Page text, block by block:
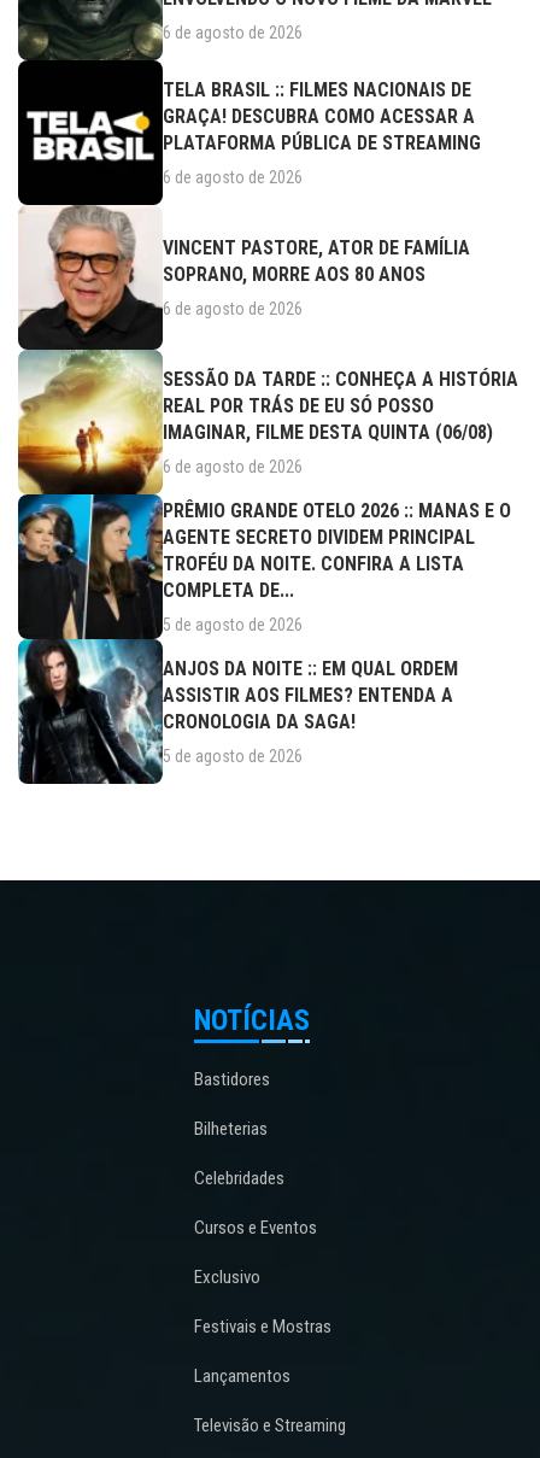
6 de agosto de 2026
TELA BRASIL :: FILMES NACIONAIS DE
GRAÇA! DESCUBRA COMO ACESSAR A
PLATAFORMA PÚBLICA DE STREAMING
6 de agosto de 2026
VINCENT PASTORE, ATOR DE FAMÍLIA
SOPRANO, MORRE AOS 80 ANOS
6 de agosto de 2026
SESSÃO DA TARDE :: CONHEÇA A HISTÓRIA
REAL POR TRÁS DE EU SÓ POSSO
IMAGINAR, FILME DESTA QUINTA (06/08)
6 de agosto de 2026
PRÊMIO GRANDE OTELO 2026 :: MANAS E O
AGENTE SECRETO DIVIDEM PRINCIPAL
TROFÉU DA NOITE. CONFIRA A LISTA
COMPLETA DE...
5 de agosto de 2026
ANJOS DA NOITE :: EM QUAL ORDEM
ASSISTIR AOS FILMES? ENTENDA A
CRONOLOGIA DA SAGA!
5 de agosto de 2026
NOTÍCIAS
Bastidores
Bilheterias
Celebridades
Cursos e Eventos
Exclusivo
Festivais e Mostras
Lançamentos
Televisão e Streaming